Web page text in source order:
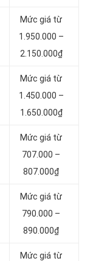
Mức giá từ
1.950.000 –
2.150.000₫
Mức giá từ
1.450.000 –
1.650.000₫
Mức giá từ
707.000 –
807.000₫
Mức giá từ
790.000 –
890.000₫
Mức giá từ